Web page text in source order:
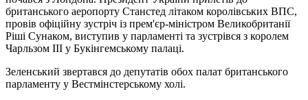
британського аеропорту Станстед літаком королівських ВПС,
провів офіційну зустріч із прем'єр-міністром Великобританії
Ріші Сунаком, виступив у парламенті та зустрівся з королем
Чарльзом III у Букінгемському палаці.
Зеленський звертався до депутатів обох палат британського
парламенту у Вестмінстерському холі.